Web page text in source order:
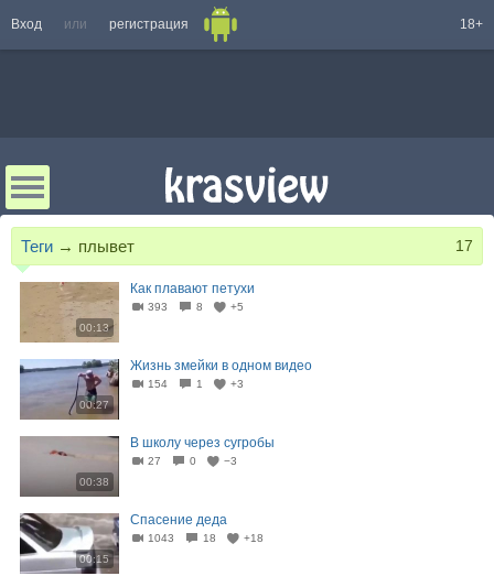
Вход или регистрация 18+
Теги → плывет 17
00:13
Как плавают петухи
393 8 +5
00:27
Жизнь змейки в одном видео
154 1 +3
00:38
В школу через сугробы
27 0 −3
00:15
Спасение деда
1043 18 +18